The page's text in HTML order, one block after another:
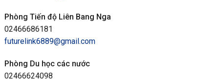
Phòng Tiến độ Liên Bang Nga
02466686181
futurelink6889@gmail.com
Phòng Du học các nước
02466624098